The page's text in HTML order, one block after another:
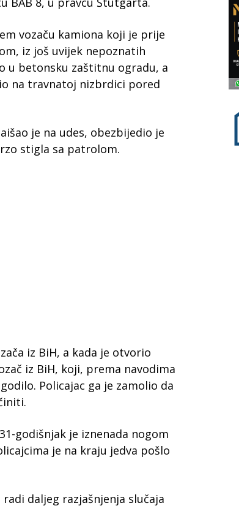
vozaču kamiona koji je prije
iz još uvijek nepoznatih
u betonsku zaštitnu ogradu, a
na travnatoj nizbrdici pored
je na udes, obezbijedio je
stigla sa patrolom.
iz BiH, a kada je otvorio
iz BiH, koji, prema navodima
Policajac ga je zamolio da
godišnjak je iznenada nogom
je na kraju jedva pošlo
daljeg razjašnjenja slučaja